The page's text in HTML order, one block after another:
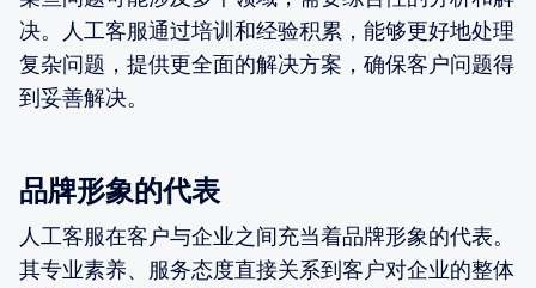
决。人工客服通过培训和经验积累，能够更好地处理
复杂问题，提供更全面的解决方案，确保客户问题得
到妥善解决。
品牌形象的代表
人工客服在客户与企业之间充当着品牌形象的代表。
其专业素养、服务态度直接关系到客户对企业的整体